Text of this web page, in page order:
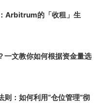
Arbitrum的「收租」生
一文教你如何根据资金量选
则：如何利用“仓位管理”彻